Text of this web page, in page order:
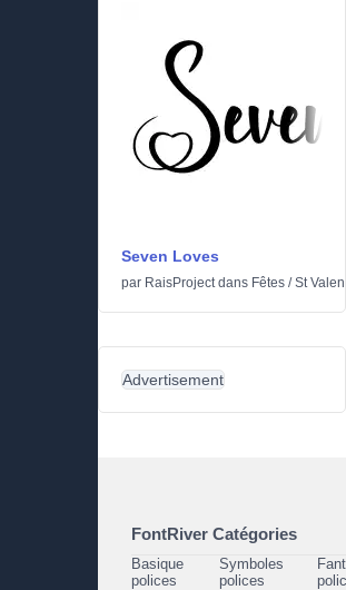
Seven Loves
par RaisProjectdans Fêtes /St
Advertisement
FontRiver Catégories
Basique
polices
Symboles
polices